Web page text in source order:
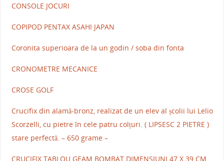
CONSOLE JOCURI
COPIPOD PENTAX ASAHI JAPAN
Coronita superioara de la un godin / soba din fonta
CRONOMETRE MECANICE
CROSE GOLF
Crucifix din alamă-bronz, realizat de un elev al școlii lui Lelio
Scorzelli, cu pietre în cele patru colțuri. ( LIPSESC 2 PIETRE )
stare perfectă. – 650 grame –
CRUCIFIX TABLOU GEAM BOMBAT DIMENSIUNI 47 X 39 CM